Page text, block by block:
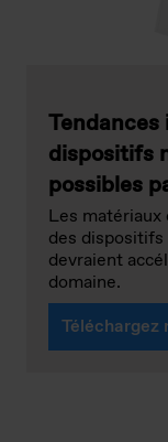
dispositifs
possibles
Les
des dispositifs
devraient
domaine.
Téléchargez